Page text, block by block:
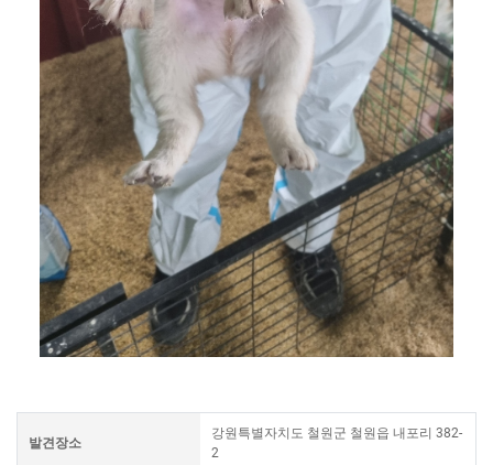
발견장소
강원특별자치도 철원군 철원읍 내포리 382-
2